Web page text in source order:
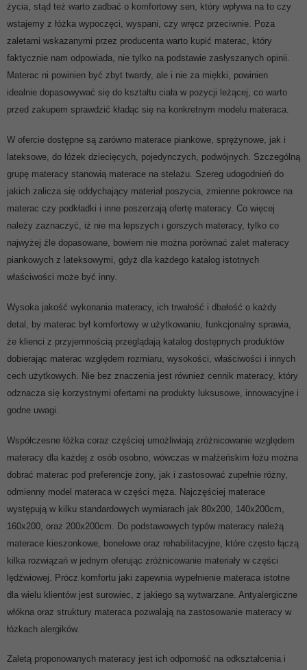
życia, stąd też warto zadbać o komfortowy sen, który wpływa na to czy
wstajemy z łóżka wypoczęci, wyspani, czy wręcz przeciwnie. Poza
zaletami wskazanymi przez producenta warto kupić materac, który
faktycznie nam odpowiada, nie tylko na podstawie zasłyszanych opinii.
Materac ni powinien być zbyt twardy, ale i nie za miękki, powinien
idealnie dopasowywać się do kształtu ciała w pozycji leżącej, co warto
przed zakupem sprawdzić kładąc się na konkretnym modelu materaca.
W ofercie dostępne są zarówno materace piankowe, sprężynowe, jak i
lateksowe, do łóżek dziecięcych, pojedynczych, podwójnych. Szczególną
grupę materacy stanowią materace na stelażu. Szereg udogodnień do
jakich zalicza się oddychający materiał poszycia, zmienne pokrowce na
materac czy podkładki i inne poszerzają ofertę materacy. Co więcej
należy zaznaczyć, iż nie ma lepszych i gorszych materacy, tylko co
najwyżej źle dopasowane, bowiem nie można porównać zalet materacy
piankowych z lateksowymi, gdyż dla każdego katalog istotnych
właściwości może być inny.
Wysoka jakość wykonania materacy, ich trwałość i dbałość o każdy
detal, by materac był komfortowy w użytkowaniu, funkcjonalny sprawia,
że klienci z przyjemnością przeglądają katalog dostępnych produktów
dobierając materac względem rozmiaru, wysokości, właściwości i innych
cech użytkowych. Nie bez znaczenia jest również cennik materacy, który
odznacza się korzystnymi ofertami na produkty luksusowe, innowacyjne i
godne uwagi.
Współczesne łóżka coraz częściej umożliwiają zróżnicowanie względem
materacy dla każdej z osób osobno, wówczas w małżeńskim łożu można
dobrać materac pod preferencje żony, jak i zastosować zupełnie różny,
odmienny model materaca w części męża. Najczęściej materace
występują w kilku standardowych wymiarach jak 80x200, 140x200cm,
160x200, oraz 200x200cm. Do podstawowych typów materacy należą
materace kieszonkowe, bonelowe oraz rehabilitacyjne, które często łączą
kilka rozwiązań w jednym oferując zróżnicowanie materiały w części
lędźwiowej. Prócz komfortu jaki zapewnia wypełnienie materaca istotne
dla wielu klientów jest surowiec, z jakiego są wytwarzane. Antyalergiczne
włókna oraz struktury materaca pozwalają na zastosowanie materacy w
łózkach alergików.
Zaletą proponowanych materacy jest ich odporność na odkształcenia i